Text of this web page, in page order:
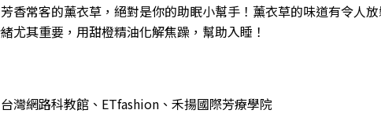
香常客的薰衣草，絕對是你的助眠小幫手！薰衣草的味道有令人
尤其重要，用甜橙精油化解焦躁，幫助入睡！
灣網路科教館、ETfashion、禾揚國際芳療學院